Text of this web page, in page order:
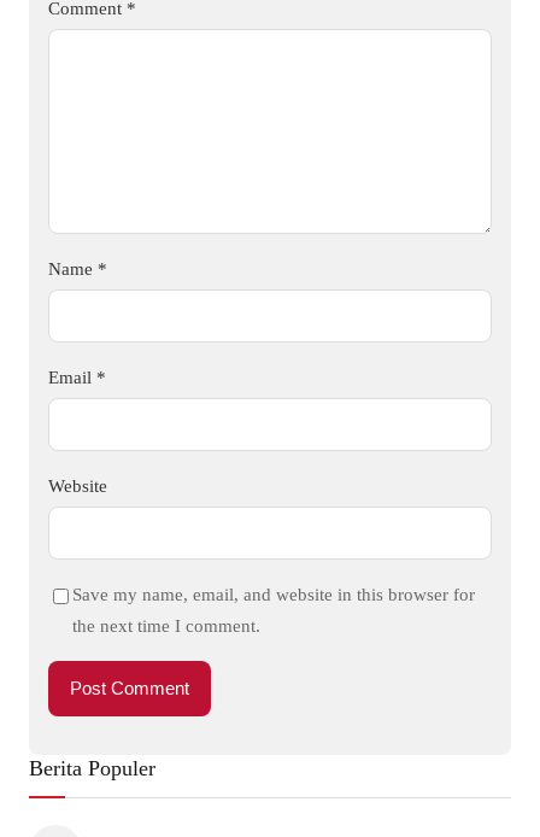
Comment *
Name *
Email *
Website
Save my name, email, and website in this browser for
the next time I comment.
Berita Populer